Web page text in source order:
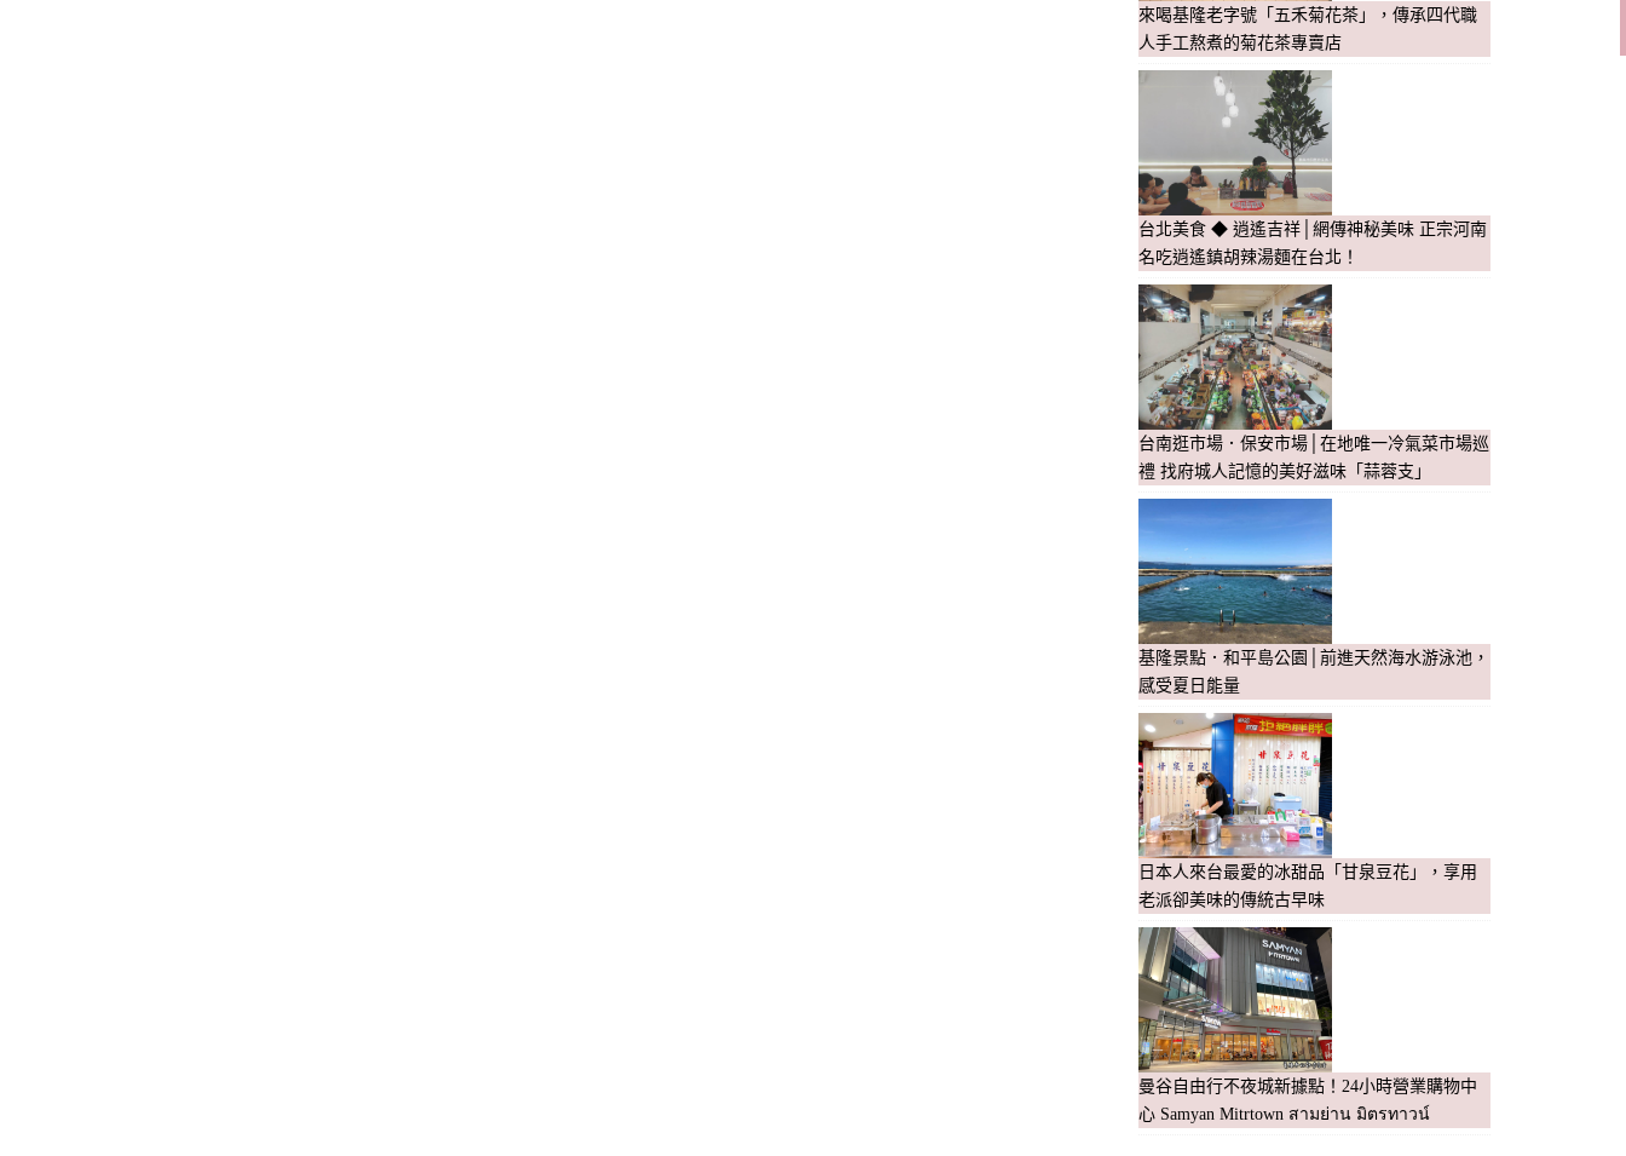
來喝基隆老字號「五禾菊花茶」，傳承四代職
人手工熬煮的菊花茶專賣店
台北美食 ◆ 逍遙吉祥│網傳神秘美味 正宗河南
名吃逍遙鎮胡辣湯麵在台北！
台南逛市場．保安市場│在地唯一冷氣菜市場巡
禮 找府城人記憶的美好滋味「蒜蓉支」
基隆景點．和平島公園│前進天然海水游泳池，
感受夏日能量
日本人來台最愛的冰甜品「甘泉豆花」，享用
老派卻美味的傳統古早味
曼谷自由行不夜城新據點！24小時營業購物中
心 Samyan Mitrtown สามย่าน มิตรทาวน์